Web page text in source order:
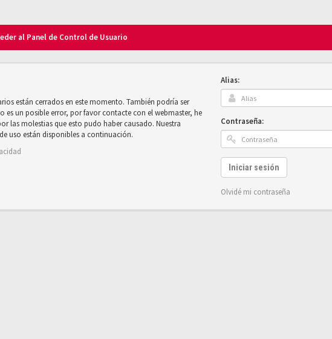
al Panel de Control de Usuario
están cerrados en este momento. También podría ser
es un posible error, por favor contacte con el webmaster, he
las molestias que esto pudo haber causado. Nuestra
uso están disponibles a continuación.
Alias:
Contraseña:
Iniciar sesión
Olvidé mi contraseña